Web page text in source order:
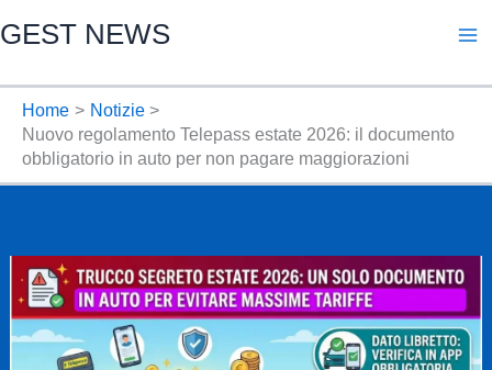
al
GEST NEWS
Home
Notizie
Nuovo regolamento Telepass estate 2026: il documento
obbligatorio in auto per non pagare maggiorazioni